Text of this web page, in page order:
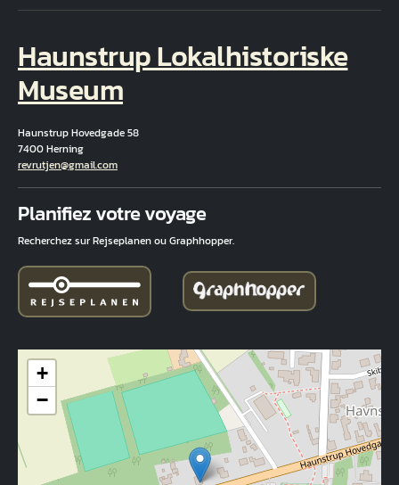
Haunstrup Lokalhistoriske
Museum
Haunstrup Hovedgade 58
7400 Herning
Courriel
revrutjen@gmail.com
Planifiez votre voyage
Recherchez sur Rejseplanen ou Graphhopper.
+
−